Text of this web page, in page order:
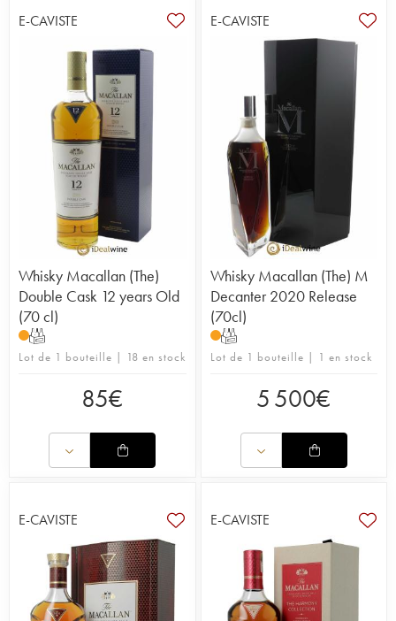
E-CAVISTE
Whisky Macallan (The)
Double Cask 12 years Old
(70 cl)
T
Lot de 1 bouteille | 18 en stock
85€
E-CAVISTE
Whisky Macallan (The) M
Decanter 2020 Release
(70cl)
T
Lot de 1 bouteille | 1 en stock
5 500€
E-CAVISTE E-CAVISTE